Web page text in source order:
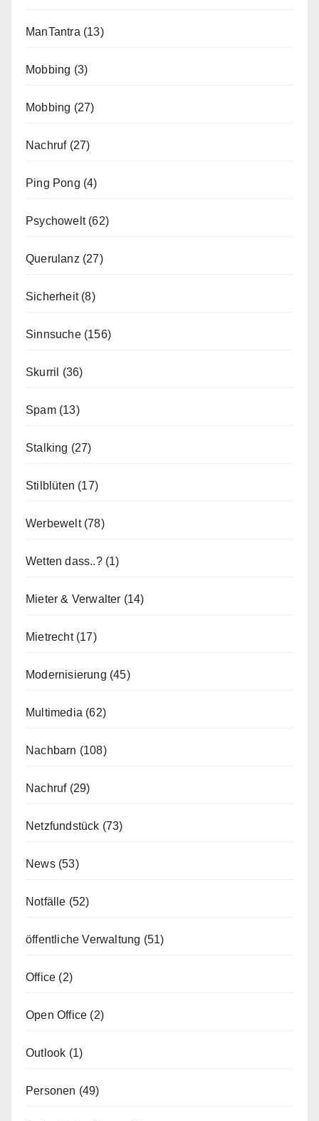
ManTantra (13)
Mobbing (3)
Mobbing (27)
Nachruf(27)
Ping Pong (4)
Psychowelt(62)
Querulanz (27)
Sicherheit(8)
Sinnsuche(156)
Skurril (36)
Spam(13)
Stalking (27)
Stilblüten (17)
Werbewelt(78)
Wetten dass..?(1)
Mieter & Verwalter (14)
Mietrecht(17)
Modernisierung (45)
Multimedia (62)
Nachbarn (108)
Nachruf(29)
Netzfundstück (73)
News(53)
Notfälle (52)
öffentliche Verwaltung (51)
Office (2)
Open Office (2)
Outlook (1)
Personen (49)